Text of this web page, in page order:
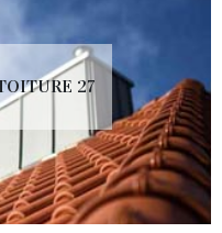
27